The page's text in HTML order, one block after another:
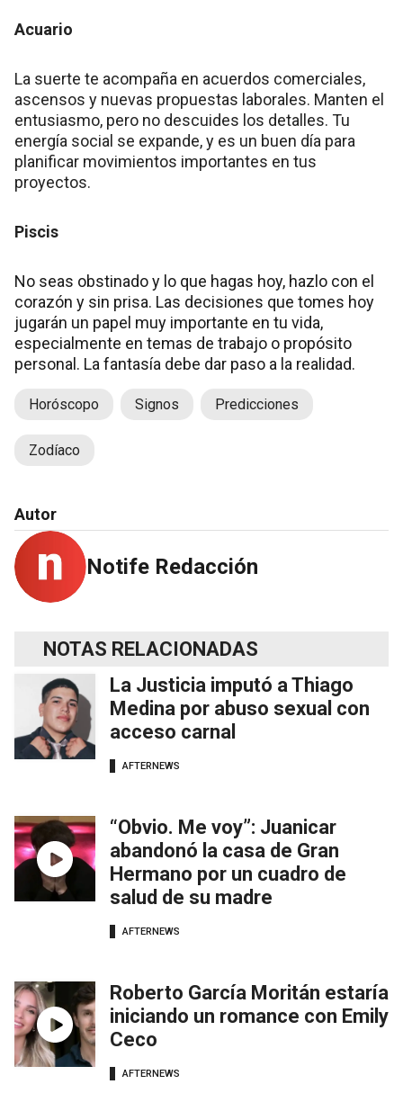
Acuario
La suerte te acompaña en acuerdos comerciales,
ascensos y nuevas propuestas laborales. Manten el
entusiasmo, pero no descuides los detalles. Tu
energía social se expande, y es un buen día para
planificar movimientos importantes en tus
proyectos.
Piscis
No seas obstinado y lo que hagas hoy, hazlo con el
corazón y sin prisa. Las decisiones que tomes hoy
jugarán un papel muy importante en tu vida,
especialmente en temas de trabajo o propósito
personal. La fantasía debe dar paso a la realidad.
Horóscopo Signos Predicciones
Zodíaco
Autor
Notife Redacción
NOTAS RELACIONADAS
La Justicia imputó a Thiago
Medina por abuso sexual con
acceso carnal
AFTERNEWS
“Obvio. Me voy”: Juanicar
abandonó la casa de Gran
Hermano por un cuadro de
salud de su madre
AFTERNEWS
Roberto García Moritán estaría
iniciando un romance con Emily
Ceco
AFTERNEWS